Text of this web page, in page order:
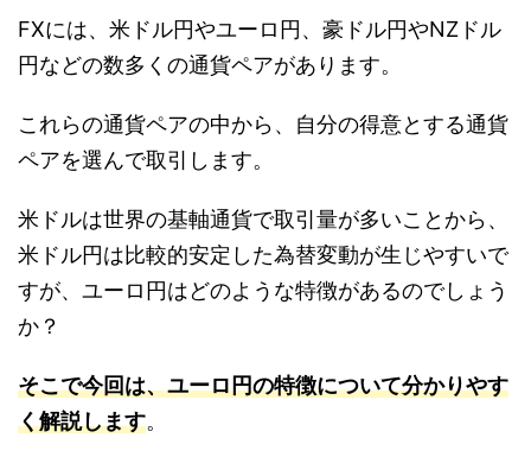
FXには、米ドル円やユーロ円、豪ドル円やNZドル
円などの数多くの通貨ペアがあります。
これらの通貨ペアの中から、自分の得意とする通貨
ペアを選んで取引します。
米ドルは世界の基軸通貨で取引量が多いことから、
米ドル円は比較的安定した為替変動が生じやすいで
すが、ユーロ円はどのような特徴があるのでしょう
か？
そこで今回は、ユーロ円の特徴について分かりやす
く解説します。